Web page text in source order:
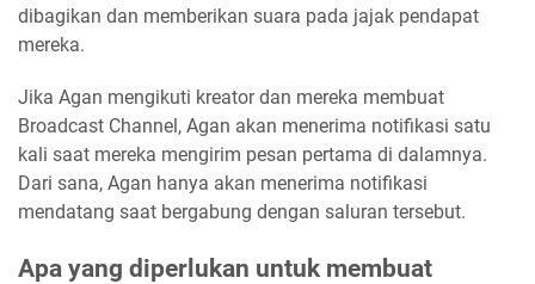
dibagikan dan memberikan suara pada jajak pendapat
mereka.
Jika Agan mengikuti kreator dan mereka membuat
Broadcast Channel, Agan akan menerima notifikasi satu
kali saat mereka mengirim pesan pertama di dalamnya.
Dari sana, Agan hanya akan menerima notifikasi
mendatang saat bergabung dengan saluran tersebut.
Apa yang diperlukan untuk membuat